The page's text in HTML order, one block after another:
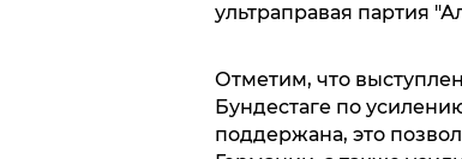
ультраправая партия
Отметим, что
Бундестаге по
поддержана, это